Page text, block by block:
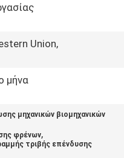
Union,
μήνα
μηχανικών βιομηχανικών
φρένων,
τριβής επένδυσης